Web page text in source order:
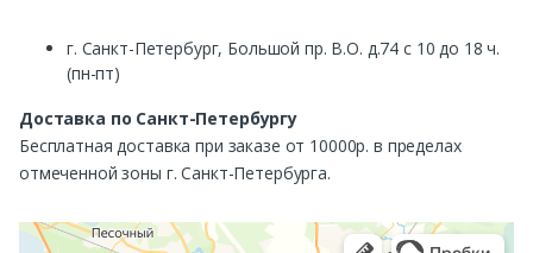
г. Санкт-Петербург, Большой пр. В.О. д.74 с 10 до 18 ч.
(пн-пт)
Доставка по Санкт-Петербургу
Бесплатная доставка при заказе от 10000р. в пределах
отмеченной зоны г. Санкт-Петербурга.